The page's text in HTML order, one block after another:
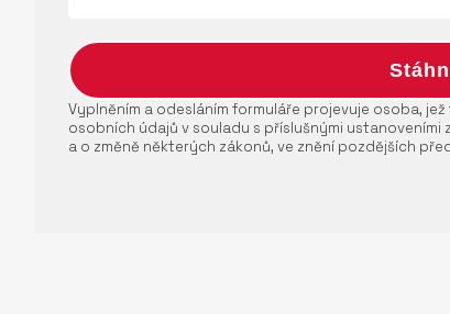
Vyplněním a odesláním formuláře projevuje osoba,
osobních údajů v souladu s příslušnými
a o změně některých zákonů, ve znění pozdějších